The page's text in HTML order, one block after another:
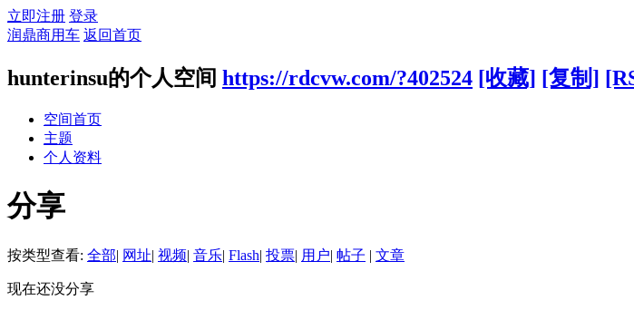
立即注册 登录
润鼎商用车 返回首页
hunterinsu的个人空间 https://rdcvw.com/?402524 [收藏] [复制]
空间首页
主题
个人资料
分享
按类型查看: 全部| 网址| 视频| 音乐| Flash| 投票| 用户| 帖子 | 文章
现在还没分享